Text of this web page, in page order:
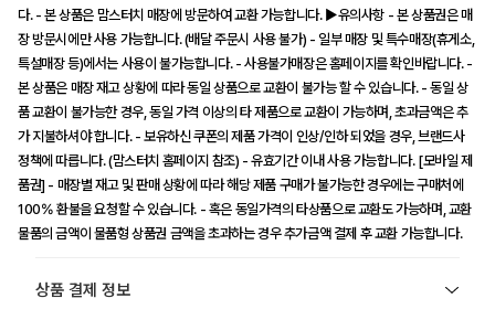
다. - 본 상품은 맘스터치 매장에 방문하여 교환 가능합니다. ▶유의사항 - 본 상품권은 매
장 방문시에만 사용 가능합니다. (배달 주문시 사용 불가) - 일부 매장 및 특수매장(휴게소,
특설매장 등)에서는 사용이 불가능합니다. - 사용불가매장은 홈페이지를 확인바랍니다. -
본 상품은 매장 재고 상황에 따라 동일 상품으로 교환이 불가능 할 수 있습니다. - 동일 상
품 교환이 불가능한 경우, 동일 가격 이상의 타 제품으로 교환이 가능하며, 초과금액은 추
가 지불하셔야 합니다. - 보유하신 쿠폰의 제품 가격이 인상/인하 되었을 경우, 브랜드사
정책에 따릅니다. (맘스터치 홈페이지 참조) - 유효기간 이내 사용 가능합니다. [모바일 제
품권] - 매장별 재고 및 판매 상황에 따라 해당 제품 구매가 불가능한 경우에는 구매처에
100% 환불을 요청할 수 있습니다. - 혹은 동일가격의 타상품으로 교환도 가능하며, 교환
물품의 금액이 물품형 상품권 금액을 초과하는 경우 추가금액 결제 후 교환 가능합니다.
상품 결제 정보